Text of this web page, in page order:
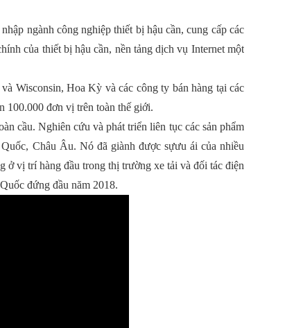
ngành công nghiệp thiết bị hậu cần, cung cấp các
của thiết bị hậu cần, nền tảng dịch vụ Internet một
Wisconsin, Hoa Kỳ và các công ty bán hàng tại các
100.000 đơn vị trên toàn thế giới.
cầu. Nghiên cứu và phát triển liên tục các sản phẩm
Châu Âu. Nó đã giành được sựưu ái của nhiều
ở vị trí hàng đầu trong thị trường xe tải và đối tác điện
đứng đầu năm 2018.